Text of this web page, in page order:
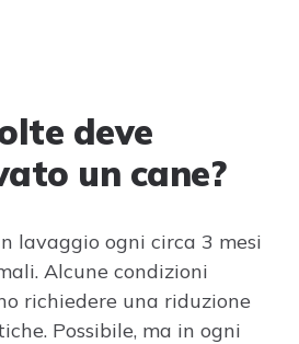
deve
un cane?
lavaggio ogni circa 3 mesi
Alcune condizioni
richiedere una riduzione
Possibile, ma in ogni